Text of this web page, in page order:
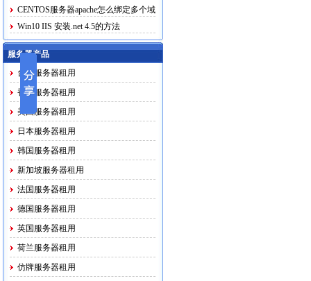
布CENTOS服务器apache怎么绑定多个域
名Win10 IIS 安装.net 4.5的方法
服务器产品
台湾服务器租用
香港服务器租用
美国服务器租用
日本服务器租用
韩国服务器租用
新加坡服务器租用
法国服务器租用
德国服务器租用
英国服务器租用
荷兰服务器租用
仿牌服务器租用